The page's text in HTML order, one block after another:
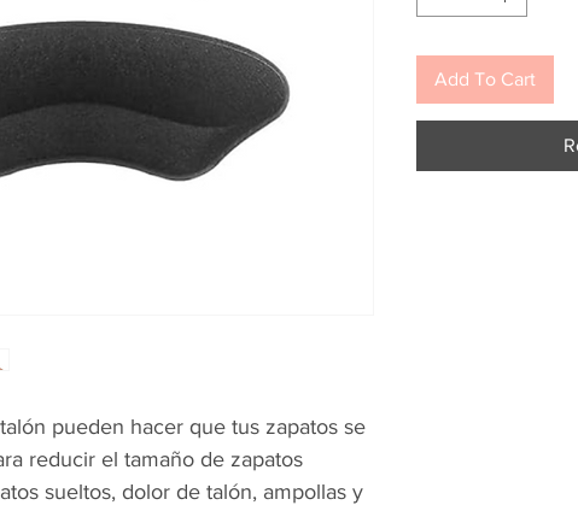
pueden hacer que tus zapatos se
reducir el tamaño de zapatos
sueltos, dolor de talón, ampollas y
Add To Cart